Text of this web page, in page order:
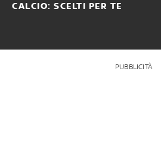
CALCIO: SCELTI PER TE
PUBBLICITÀ